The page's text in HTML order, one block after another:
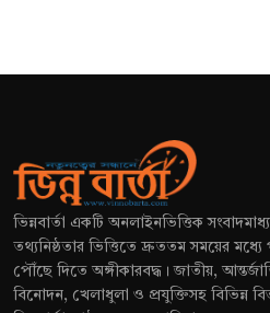
ভিন্নবার্তা একটি অনলাইনভিত্তিক
তথ্যনিষ্ঠতার ভিত্তিতে দ্রুততম সময়ের
পৌঁছে দিতে অঙ্গীকারবদ্ধ। জাতীয়,
বিনোদন, খেলাধুলা ও প্রযুক্তিসহ বিভিন্ন